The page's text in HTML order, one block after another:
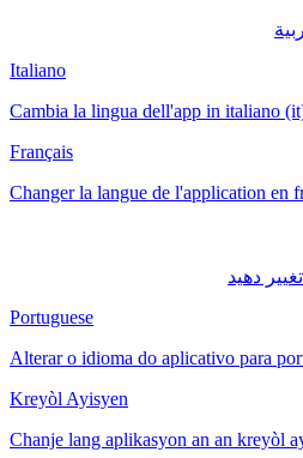
Italiano
Cambia la lingua dell'app in italiano
Français
Changer la langue de l'application en
Portuguese
Alterar o idioma do aplicativo para
Kreyòl Ayisyen
Chanje lang aplikasyon an an kreyòl